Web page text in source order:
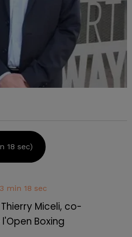
18 sec)
min 18 sec
Miceli, co-
Boxing